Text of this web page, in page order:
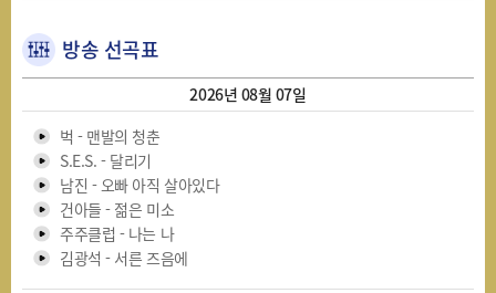
방송 선곡표
2026년 08월 07일
벅 - 맨발의 청춘
S.E.S. - 달리기
남진 - 오빠 아직 살아있다
건아들 - 젊은 미소
주주클럽 - 나는 나
김광석 - 서른 즈음에